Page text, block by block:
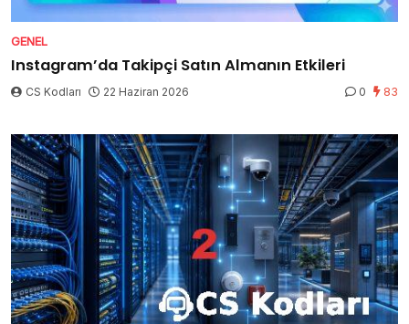
GENEL
Instagram’da Takipçi Satın Almanın Etkileri
CS Kodları 22 Haziran 2026 0 83